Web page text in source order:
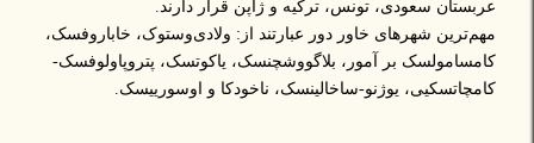
عربستان سعودی، تونس، ترکیه و ژاپن قرار دارند.
مهم‌ترین شهرهای خاور دور عبارتند از: ولادی‌وستوک، خاباروفسک،
کامسامولسک بر آمور، بلاگووشچنسک، یاکوتسک، پتروپاولوفسک-
کامچاتسکیی، یوژنو-ساخالینسک، ناخودکا و اوسورییسک.